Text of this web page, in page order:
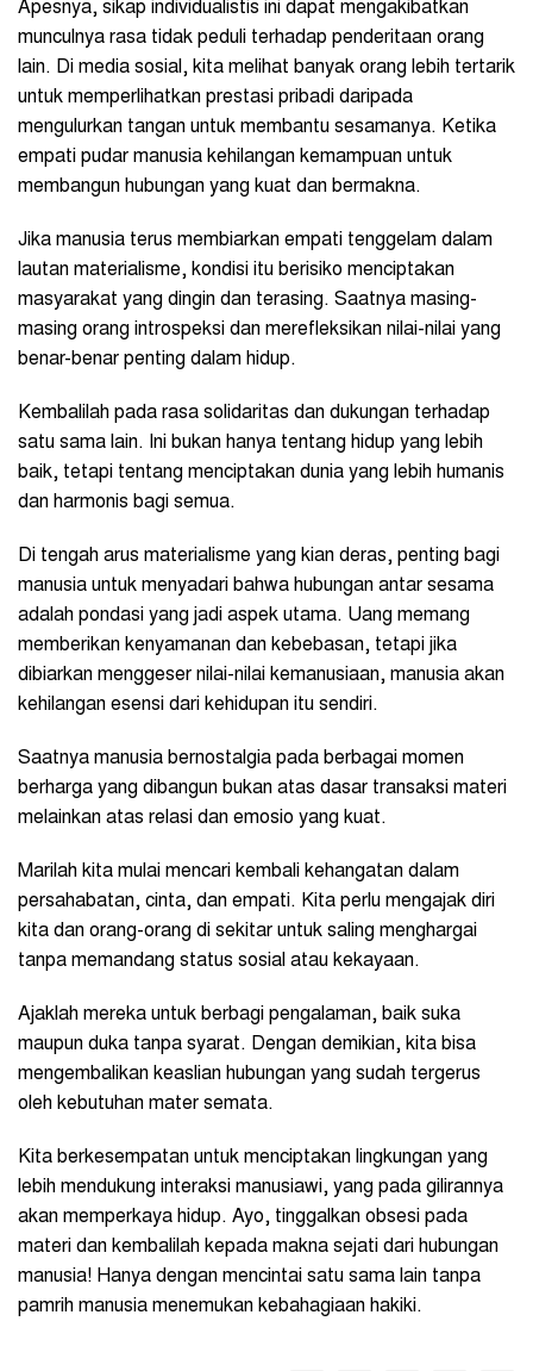
Apesnya, sikap individualistis ini dapat mengakibatkan
munculnya rasa tidak peduli terhadap penderitaan orang
lain. Di media sosial, kita melihat banyak orang lebih tertarik
untuk memperlihatkan prestasi pribadi daripada
mengulurkan tangan untuk membantu sesamanya. Ketika
empati pudar manusia kehilangan kemampuan untuk
membangun hubungan yang kuat dan bermakna.
Jika manusia terus membiarkan empati tenggelam dalam
lautan materialisme, kondisi itu berisiko menciptakan
masyarakat yang dingin dan terasing. Saatnya masing-
masing orang introspeksi dan merefleksikan nilai-nilai yang
benar-benar penting dalam hidup.
Kembalilah pada rasa solidaritas dan dukungan terhadap
satu sama lain. Ini bukan hanya tentang hidup yang lebih
baik, tetapi tentang menciptakan dunia yang lebih humanis
dan harmonis bagi semua.
Di tengah arus materialisme yang kian deras, penting bagi
manusia untuk menyadari bahwa hubungan antar sesama
adalah pondasi yang jadi aspek utama. Uang memang
memberikan kenyamanan dan kebebasan, tetapi jika
dibiarkan menggeser nilai-nilai kemanusiaan, manusia akan
kehilangan esensi dari kehidupan itu sendiri.
Saatnya manusia bernostalgia pada berbagai momen
berharga yang dibangun bukan atas dasar transaksi materi
melainkan atas relasi dan emosio yang kuat.
Marilah kita mulai mencari kembali kehangatan dalam
persahabatan, cinta, dan empati. Kita perlu mengajak diri
kita dan orang-orang di sekitar untuk saling menghargai
tanpa memandang status sosial atau kekayaan.
Ajaklah mereka untuk berbagi pengalaman, baik suka
maupun duka tanpa syarat. Dengan demikian, kita bisa
mengembalikan keaslian hubungan yang sudah tergerus
oleh kebutuhan mater semata.
Kita berkesempatan untuk menciptakan lingkungan yang
lebih mendukung interaksi manusiawi, yang pada gilirannya
akan memperkaya hidup. Ayo, tinggalkan obsesi pada
materi dan kembalilah kepada makna sejati dari hubungan
manusia! Hanya dengan mencintai satu sama lain tanpa
pamrih manusia menemukan kebahagiaan hakiki.